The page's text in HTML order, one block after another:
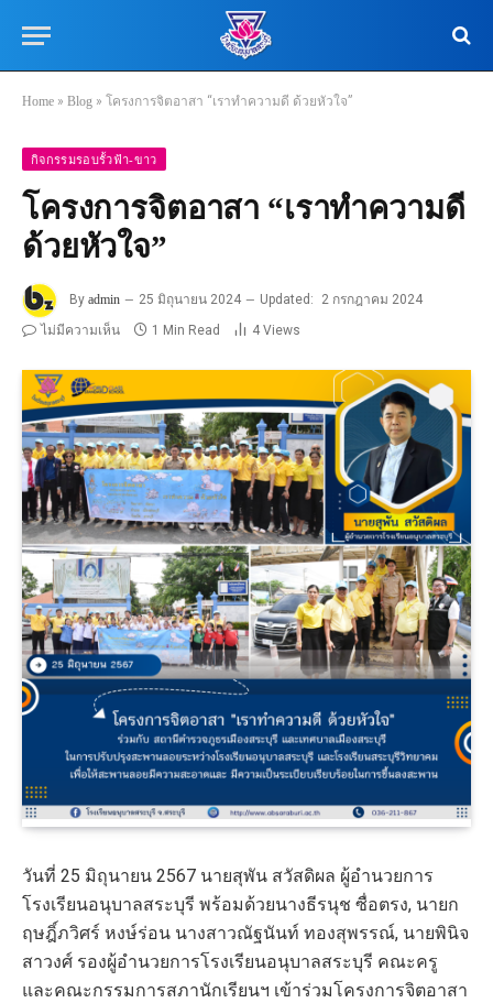
Home » Blog » โครงการจิตอาสา “เราทำความดี ด้วยหัวใจ”
กิจกรรมรอบรั้วฟ้า-ขาว
โครงการจิตอาสา “เราทำความดี
ด้วยหัวใจ”
By admin 25 มิถุนายน 2024 Updated:
2 กรกฎาคม 2024
ไม่มีความเห็น
1 Min Read 4 Views
วันที่ 25 มิถุนายน 2567 นายสุพัน สวัสดิผล ผู้อำนวยการ
โรงเรียนอนุบาลสระบุรี พร้อมด้วยนางธีรนุช ซื่อตรง, นายก
ฤษฎิ์ภวิศร์ หงษ์ร่อน นางสาวณัฐนันท์ ทองสุพรรณ์, นายพินิจ
สาวงศ์ รองผู้อำนวยการโรงเรียนอนุบาลสระบุรี คณะครู
และคณะกรรมการสภานักเรียนฯ เข้าร่วมโครงการจิตอาสา